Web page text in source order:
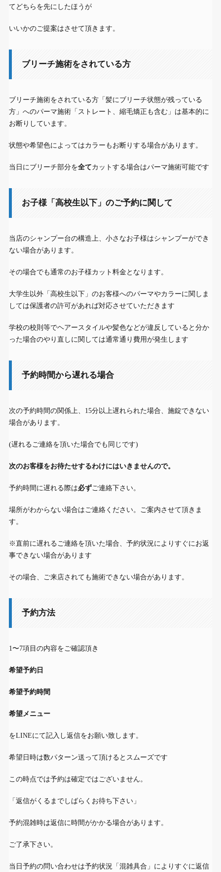
てどちらを先にしたほうが
いいかのご提案はさせて頂きます。
ブリーチ施術をされている方
ブリーチ施術をされている方「髪にブリーチ状態が残っている
方」へのパーマ施術「ストレート、縮毛矯正も含む」は基本的に
お断りしています。
状態や希望色によってはカラーもお断りする場合があります。
当日にブリーチ部分を全てカットする場合はパーマ施術可能です
お子様「高校生以下」のご予約に関して
当店のシャンプー台の構造上、小さなお子様はシャンプーができ
ない場合があります。
その場合でも通常のお子様カット料金となります。
大学生以外「高校生以下」のお客様へのパーマやカラーに関しま
しては保護者の許可があれば対応させていただきます
学校の校則等でヘアースタイルや髪色などが違反していると分か
った場合のやり直しに関しては通常通り費用が発生します
予約時間から遅れる場合
次の予約時間の関係上、15分以上遅れられた場合、施錠できない
場合があります。
(遅れるご連絡を頂いた場合でも同じです)
次のお客様をお待たせするわけにはいきませんので。
予約時間に遅れる際は必ずご連絡下さい。
場所がわからない場合はご連絡ください。ご案内させて頂きま
す。
※直前に遅れるご連絡を頂いた場合、予約状況によりすぐにお返
事できない場合があります
その場合、ご来店されても施術できない場合があります。
予約方法
1〜7項目の内容をご確認頂き
希望予約日
希望予約時間
希望メニュー
をLINEにて記入し返信をお願い致します。
希望日時は数パターン送って頂けるとスムーズです
この時点では予約は確定ではございません。
「返信がくるまでしばらくお待ち下さい」
予約混雑時は返信に時間がかかる場合があります。
ご了承下さい。
当日予約の問い合わせは予約状況「混雑具合」によりすぐに返信